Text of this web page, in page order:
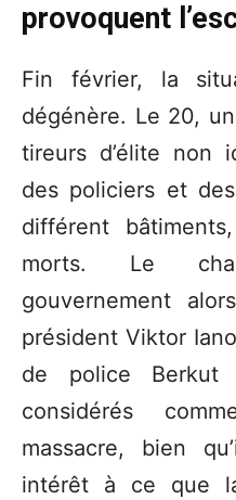
provoquent
Fin février, la
dégénère. Le 20,
tireurs d’élite non
des policiers et
différent
morts. Le
gouvernement
président Viktor
de police Berkut
considérés
massacre, bien
intérêt à ce que la